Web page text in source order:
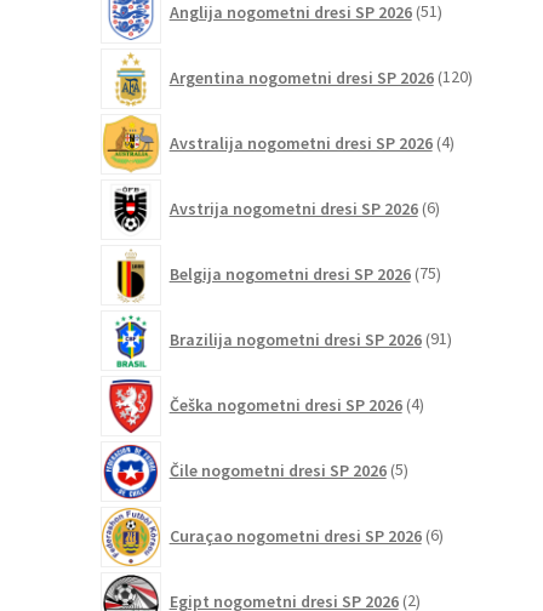
Anglija nogometni dresi SP 2026 51izdelkov
Argentina nogometni dresi SP 2026 120izdelkov
Avstralija nogometni dresi SP 2026 4izdelki
Avstrija nogometni dresi SP 2026 6izdelkov
Belgija nogometni dresi SP 2026 75izdelkov
Brazilija nogometni dresi SP 2026 91izdelkov
Češka nogometni dresi SP 2026 4izdelki
Čile nogometni dresi SP 2026 5izdelkov
Curaçao nogometni dresi SP 2026 6izdelkov
Egipt nogometni dresi SP 2026 2